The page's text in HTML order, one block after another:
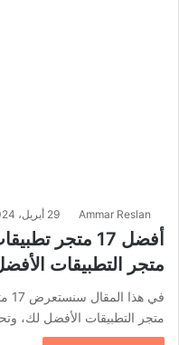
Ammar Reslan 29 أبريل، 2024
أفضل 17 متجر
متجر التطبيقات الأفضل
متجر التطبيقات الأفضل لك،